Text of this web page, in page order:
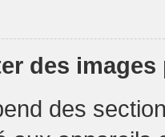
des
des